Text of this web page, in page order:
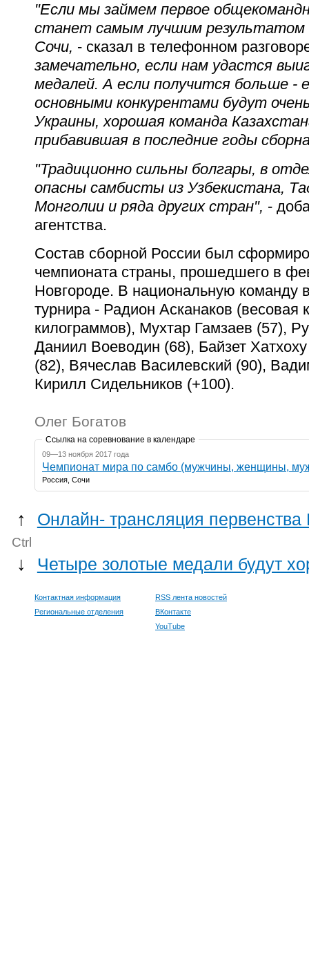
"Если мы займем первое
станет самым лучшим результатом
Сочи, - сказал в телефонном
замечательно, если нам удастся
медалей. А если получится больше
основными конкурентами будут
Украины, хорошая команда
прибавившая в последние годы
"Традиционно сильны болгары, в
опасны самбисты из Узбекистана,
Монголии и ряда других стран", -
агентства.
Состав сборной России был
чемпионата страны, прошедшего в
Новгороде. В национальную команду
турнира - Радион Асканаков (весовая
килограммов), Мухтар Гамзаев (57),
Даниил Воеводин (68), Байзет
(82), Вячеслав Василевский (90),
Кирилл Сидельников (+100).
Олег Богатов
Ссылка на соревнование в календаре
09—13 ноября 2017 года
Чемпионат мира по самбо (мужчины, женщины,
Россия, Сочи
↑ Онлайн- трансляция
Ctrl
↓ Четыре золотые медали будут
Контактная информация
Региональные отделения
RSS лента новостей
ВКонтакте
YouTube